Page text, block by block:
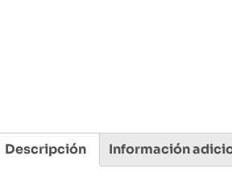
Descripción Información